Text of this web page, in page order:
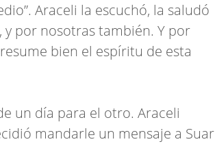
Araceli la escuchó, la saludó
y por nosotras también. Y por
bien el espíritu de esta
un día para el otro. Araceli
mandarle un mensaje a Suar